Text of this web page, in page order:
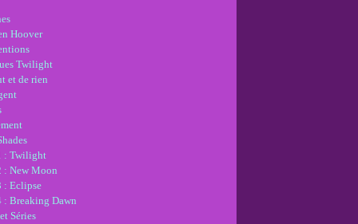
Hoover
Twilight
et de rien
: Twilight
: New Moon
: Eclipse
: Breaking Dawn
Séries